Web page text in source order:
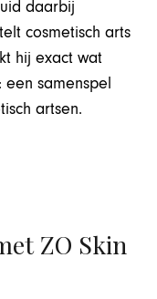
daarbij
cosmetisch arts
hij exact wat
samenspel
artsen.
ZO Skin